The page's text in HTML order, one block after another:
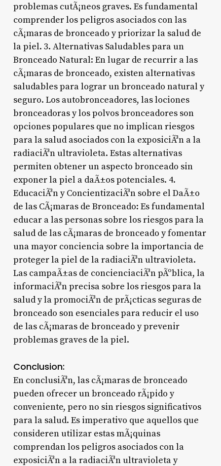
problemas cutÃ¡neos graves. Es fundamental
comprender los peligros asociados con las
cÃ¡maras de bronceado y priorizar la salud de
la piel. 3. Alternativas Saludables para un
Bronceado Natural: En lugar de recurrir a las
cÃ¡maras de bronceado, existen alternativas
saludables para lograr un bronceado natural y
seguro. Los autobronceadores, las lociones
bronceadoras y los polvos bronceadores son
opciones populares que no implican riesgos
para la salud asociados con la exposiciÃ³n a la
radiaciÃ³n ultravioleta. Estas alternativas
permiten obtener un aspecto bronceado sin
exponer la piel a daÃ±os potenciales. 4.
EducaciÃ³n y ConcientizaciÃ³n sobre el DaÃ±o
de las CÃ¡maras de Bronceado: Es fundamental
educar a las personas sobre los riesgos para la
salud de las cÃ¡maras de bronceado y fomentar
una mayor conciencia sobre la importancia de
proteger la piel de la radiaciÃ³n ultravioleta.
Las campaÃ±as de concienciaciÃ³n pÃºblica, la
informaciÃ³n precisa sobre los riesgos para la
salud y la promociÃ³n de prÃ¡cticas seguras de
bronceado son esenciales para reducir el uso
de las cÃ¡maras de bronceado y prevenir
problemas graves de la piel.
Conclusion:
En conclusiÃ³n, las cÃ¡maras de bronceado
pueden ofrecer un bronceado rÃ¡pido y
conveniente, pero no sin riesgos significativos
para la salud. Es imperativo que aquellos que
consideren utilizar estas mÃ¡quinas
comprendan los peligros asociados con la
exposiciÃ³n a la radiaciÃ³n ultravioleta y